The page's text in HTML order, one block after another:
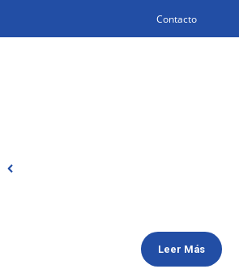
Contacto
Leer Más